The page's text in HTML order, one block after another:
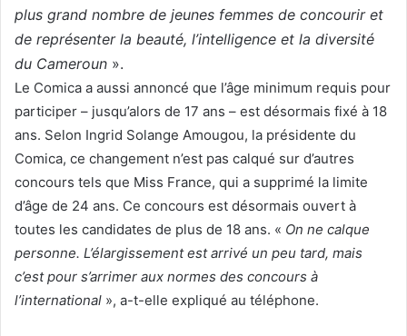
plus grand nombre de jeunes femmes de concourir et
de représenter la beauté, l’intelligence et la diversité
du Cameroun ».
Le Comica a aussi annoncé que l’âge minimum requis pour
participer – jusqu’alors de 17 ans – est désormais fixé à 18
ans. Selon Ingrid Solange Amougou, la présidente du
Comica, ce changement n’est pas calqué sur d’autres
concours tels que Miss France, qui a supprimé la limite
d’âge de 24 ans. Ce concours est désormais ouvert à
toutes les candidates de plus de 18 ans. « On ne calque
personne. L’élargissement est arrivé un peu tard, mais
c’est pour s’arrimer aux normes des concours à
l’international », a-t-elle expliqué au téléphone.